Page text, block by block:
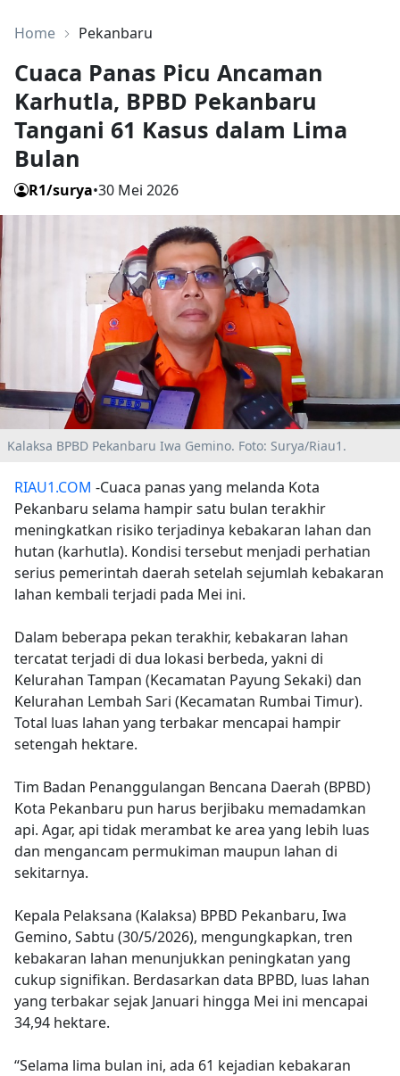
Home Pekanbaru
Cuaca Panas Picu Ancaman
Karhutla, BPBD Pekanbaru
Tangani 61 Kasus dalam Lima
Bulan
R1/surya•30 Mei 2026
Kalaksa BPBD Pekanbaru Iwa Gemino. Foto: Surya/Riau1.
RIAU1.COM -Cuaca panas yang melanda Kota
Pekanbaru selama hampir satu bulan terakhir
meningkatkan risiko terjadinya kebakaran lahan dan
hutan (karhutla). Kondisi tersebut menjadi perhatian
serius pemerintah daerah setelah sejumlah kebakaran
lahan kembali terjadi pada Mei ini.
Dalam beberapa pekan terakhir, kebakaran lahan
tercatat terjadi di dua lokasi berbeda, yakni di
Kelurahan Tampan (Kecamatan Payung Sekaki) dan
Kelurahan Lembah Sari (Kecamatan Rumbai Timur).
Total luas lahan yang terbakar mencapai hampir
setengah hektare.
Tim Badan Penanggulangan Bencana Daerah (BPBD)
Kota Pekanbaru pun harus berjibaku memadamkan
api. Agar, api tidak merambat ke area yang lebih luas
dan mengancam permukiman maupun lahan di
sekitarnya.
Kepala Pelaksana (Kalaksa) BPBD Pekanbaru, Iwa
Gemino, Sabtu (30/5/2026), mengungkapkan, tren
kebakaran lahan menunjukkan peningkatan yang
cukup signifikan. Berdasarkan data BPBD, luas lahan
yang terbakar sejak Januari hingga Mei ini mencapai
34,94 hektare.
“Selama lima bulan ini, ada 61 kejadian kebakaran